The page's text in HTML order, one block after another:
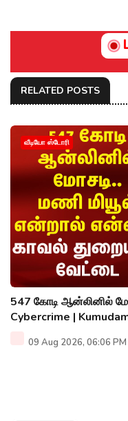
RELATED POSTS
வீடியோ ஸ்டோரி
547 கோடி ஆன்லினில்
Cybercrime |
09 Aug 2026, 06:06 PM